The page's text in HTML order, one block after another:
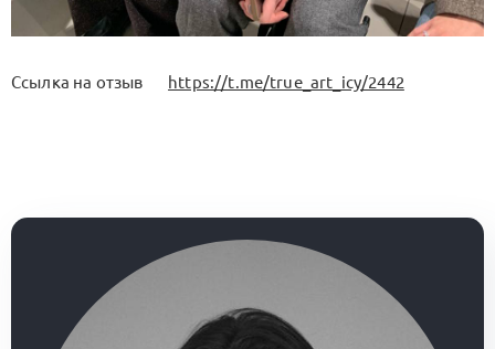
Ссылка на отзыв https://t.me/true_art_icy/2442